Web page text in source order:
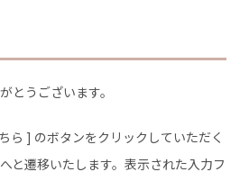
とうございます。
ら ] のボタンをクリックしていただく
と遷移いたします。表示された入力フ